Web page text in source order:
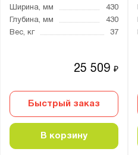
Ширина, мм
430
Глубина, мм
430
Вес, кг
37
25 509₽
Быстрый заказ
В корзину